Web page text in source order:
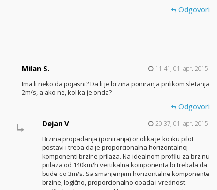
Odgovori
Milan S. 11:41, 01. apr. 2015.
Ima li neko da pojasni? Da li je brzina poniranja prilikom sletanja
2m/s, a ako ne, kolika je onda?
Odgovori
Dejan V
20:37, 01. apr. 2015.
Brzina propadanja (poniranja) onolika je koliku pilot
postavi i treba da je proporcionalna horizontalnoj
komponenti brzine prilaza. Na idealnom profilu za brzinu
prilaza od 140km/h vertikalna komponenta bi trebala da
bude do 3m/s. Sa smanjenjem horizontalne komponente
brzine, logično, proporcionalno opada i vrednost